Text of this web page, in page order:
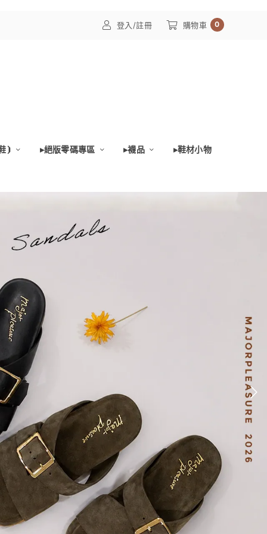
登入/註冊 購物車 0
⦘ ▸絕版零碼專區 ▸襪品 ▸鞋材小物